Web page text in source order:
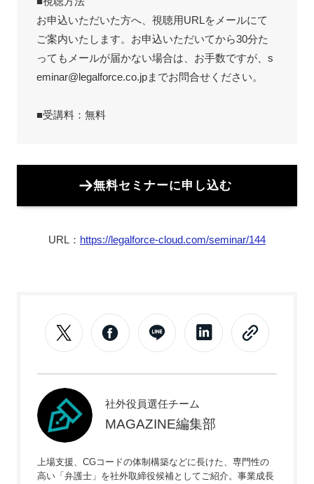
お申込いただいた方へ、視聴用URLをメールにて
ご案内いたします。お申込いただいてから30分た
ってもメールが届かない場合は、お手数ですが、s
eminar@legalforce.co.jpまでお問合せください。
■受講料：無料
無料セミナーに申し込む
URL： https://legalforce-cloud.com/seminar/144
社外役員選任チーム
MAGAZINE編集部
上場支援、CGコードの体制構築などに長けた、専門性の
高い「弁護士」を社外取締役候補としてご紹介。事業成長